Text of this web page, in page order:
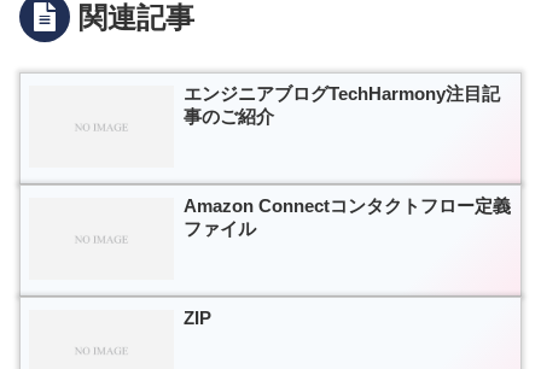
関連記事
エンジニアブログTechHarmony注目記
事のご紹介
Amazon Connectコンタクトフロー定義
ファイル
ZIP